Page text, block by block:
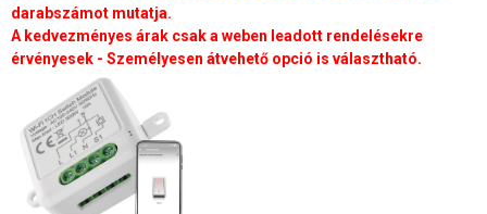
a
l
darabszámot mutatja.
A kedvezményes árak csak a weben leadott rendelésekre
érvényesek - Személyesen átvehető opció is választható.